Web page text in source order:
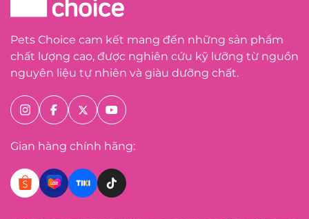
Pets Choice cam kết mang đến những sản phẩm
chất lượng cao, được nghiên cứu kỹ lưỡng từ nguồn
nguyên liệu tự nhiên và giàu dưỡng chất.
Gian hàng chính hãng: